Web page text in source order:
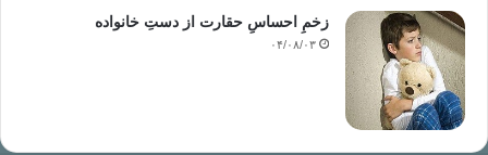
زخمِ احساسِ حقارت از دستِ خانواده
۰۴/۰۸/۰۳